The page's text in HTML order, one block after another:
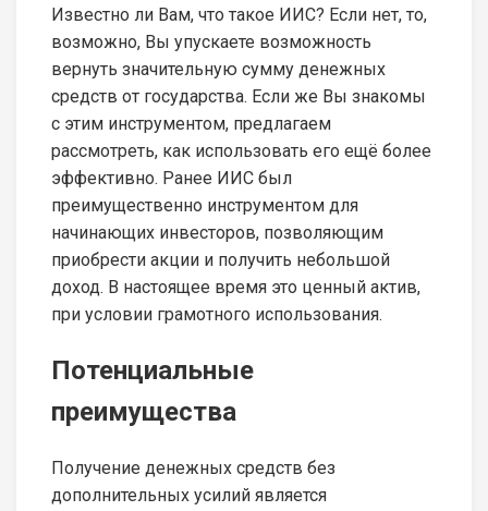
Известно ли Вам, что такое ИИС? Если нет, то,
возможно, Вы упускаете возможность
вернуть значительную сумму денежных
средств от государства. Если же Вы знакомы
с этим инструментом, предлагаем
рассмотреть, как использовать его ещё более
эффективно. Ранее ИИС был
преимущественно инструментом для
начинающих инвесторов, позволяющим
приобрести акции и получить небольшой
доход. В настоящее время это ценный актив,
при условии грамотного использования.
Потенциальные
преимущества
Получение денежных средств без
дополнительных усилий является